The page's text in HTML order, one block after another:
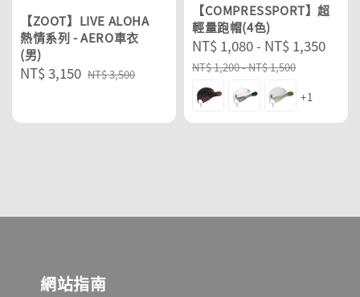
【ZOOT】LIVE ALOHA
熱情系列 - AERO車衣
(男)
Sale
NT$ 3,150 Regular
NT$ 3,500
【COMPRESSPORT】超
輕量跑帽(4色)
Sale
price
NT$ 1,080- NT$ 1,350
NT$ 1,200-NT$ 1,500
+1
網站指南